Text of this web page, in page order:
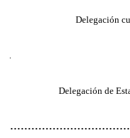
Delegación
Delegación de